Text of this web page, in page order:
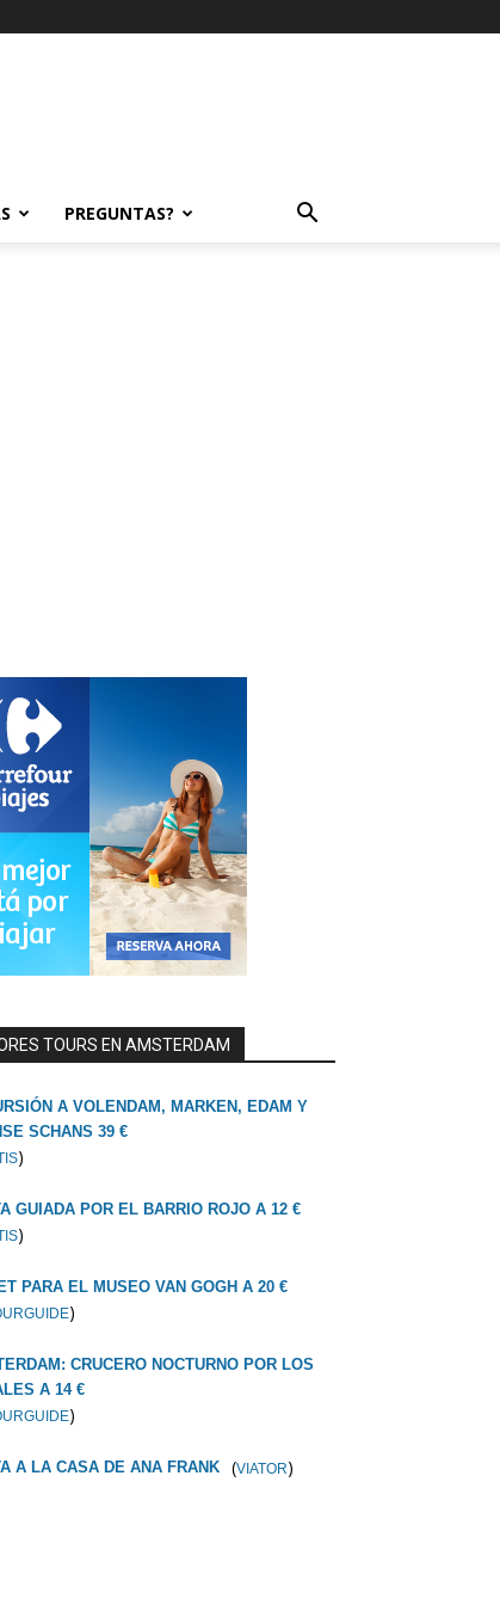
PREGUNTAS?
TOURS EN AMSTERDAM
A VOLENDAM, MARKEN, EDAM Y
SCHANS 39 €
)
GUIADA POR EL BARRIO ROJO A 12 €
)
PARA EL MUSEO VAN GOGH A 20 €
)
CRUCERO NOCTURNO POR LOS
A 14 €
)
A LA CASA DE ANA FRANK (VIATOR)